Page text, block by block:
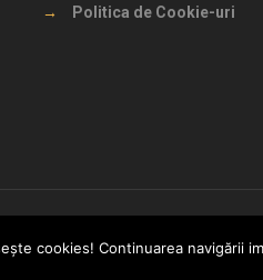
→ Politica de Cookie-uri
cookies! Continuarea navigării